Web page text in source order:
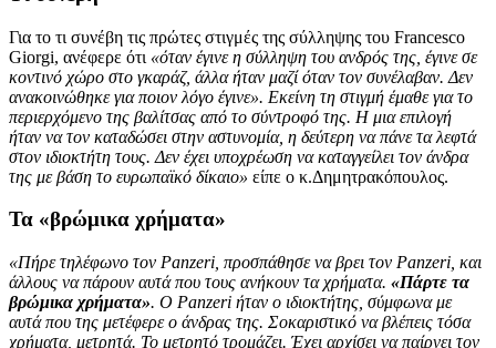
Για το τι συνέβη τις πρώτες στιγμές της σύλληψης του Francesco
Giorgi, ανέφερε ότι «όταν έγινε η σύλληψη του ανδρός της, έγινε σε
κοντινό χώρο στο γκαράζ, άλλα ήταν μαζί όταν τον συνέλαβαν. Δεν
ανακοινώθηκε για ποιον λόγο έγινε». Εκείνη τη στιγμή έμαθε για το
περιερχόμενο της βαλίτσας από το σύντροφό της. Η μια επιλογή
ήταν να τον καταδώσει στην αστυνομία, η δεύτερη να πάνε τα λεφτά
στον ιδιοκτήτη τους. Δεν έχει υποχρέωση να καταγγείλει τον άνδρα
της με βάση το ευρωπαϊκό δίκαιο» είπε ο κ.Δημητρακόπουλος.
Τα «βρώμικα χρήματα»
«Πήρε τηλέφωνο τον Panzeri, προσπάθησε να βρει τον Panzeri, και
άλλους να πάρουν αυτά που τους ανήκουν τα χρήματα. «Πάρτε τα
βρώμικα χρήματα». Ο Panzeri ήταν ο ιδιοκτήτης, σύμφωνα με
αυτά που της μετέφερε ο άνδρας της. Σοκαριστικό να βλέπεις τόσα
χρήματα, μετρητά. Το μετρητό τρομάζει. Έχει αρχίσει να παίρνει τον